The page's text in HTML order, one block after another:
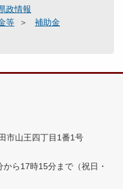
政情報
等
補助金
市山王四丁目1番1号
から17時15分まで （祝日・